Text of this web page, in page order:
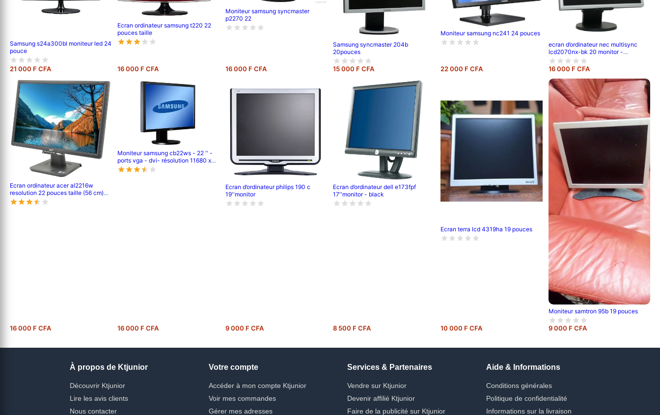
Samsung s24a300bl moniteur led 24
pouce
21 000 F CFA
Ecran ordinateur samsung t220 22
pouces taille
16 000 F CFA
Moniteur samsung syncmaster
p2270 22
16 000 F CFA
Samsung syncmaster 204b
20pouces
15 000 F CFA
Moniteur samsung nc241 24 pouces
22 000 F CFA
ecran d’ordinateur nec multisync
lcd2070nx-bk 20 monitor -
black/silver
16 000 F CFA
Ecran ordinateur acer al2216w
resolution 22 pouces taille (56 cm)
1680 x 1050 pixels vga
16 000 F CFA
Moniteur samsung cb22ws - 22 '' -
ports vga - dvi- résolution 11680 x
1050 pixels
16 000 F CFA
Ecran d’ordinateur philips 190 c
19''monitor
9 000 F CFA
Ecran d’ordinateur dell e173fpf
17''monitor - black
8 500 F CFA
Ecran terra lcd 4319ha 19 pouces
10 000 F CFA
Moniteur samtron 95b 19 pouces
9 000 F CFA
À propos de Ktjunior
Découvrir Ktjunior
Lire les avis clients
Nous contacter
Votre compte
Accéder à mon compte Ktjunior
Voir mes commandes
Gérer mes adresses
Services & Partenaires
Vendre sur Ktjunior
Devenir affilié Ktjunior
Faire de la publicité sur Ktjunior
Aide & Informations
Conditions générales
Politique de confidentialité
Informations sur la livraison